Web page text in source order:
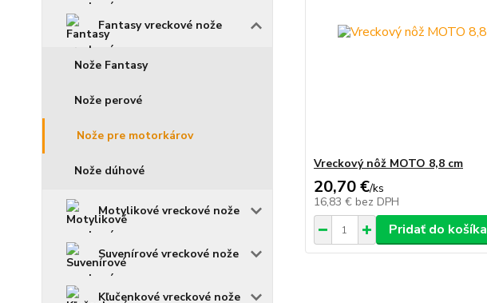
Fantasy vreckové nože
Nože Fantasy
Nože perové
Nože pre motorkárov
Nože dúhové
Motylikové vreckové nože
Suvenírové vreckové nože
Kľučenkové vreckové nože
Vreckový nôž MOTO 8,8 cm
20,70 €/ks
16,83 € bez DPH
Pridať do košíka